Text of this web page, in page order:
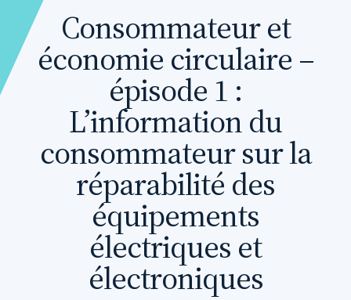
Consommateur et
économie circulaire –
épisode 1 :
L’information du
consommateur sur la
réparabilité des
équipements
électriques et
électroniques